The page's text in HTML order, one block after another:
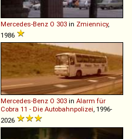
Mercedes-Benz O 303 in Zmiennicy,
1986
Mercedes-Benz O 303 in Alarm für
Cobra 11 - Die Autobahnpolizei , 1996-
2026